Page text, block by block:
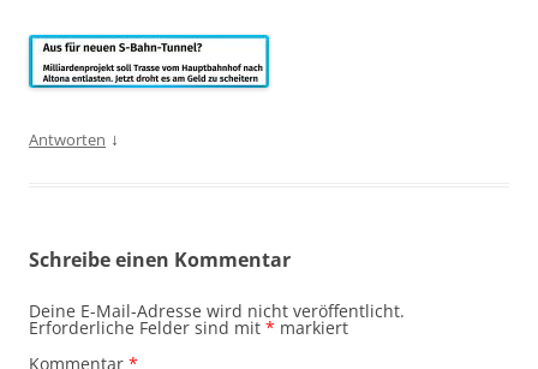
Antworten ↓
Schreibe einen Kommentar
Deine E-Mail-Adresse wird nicht veröffentlicht.
Erforderliche Felder sind mit * markiert
Kommentar *